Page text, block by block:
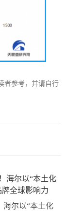
者参考，并请自行
海尔以“本土化